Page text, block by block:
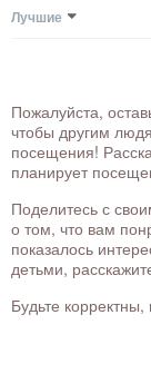
Лучшие
Пожалуйста,
чтобы другим
посещения!
планирует
Поделитесь с
о том, что вам
показалось
детьми,
Будьте